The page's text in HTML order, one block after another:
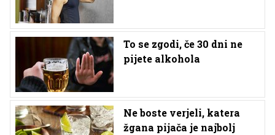
To se zgodi, če 30 dni ne
pijete alkohola
Ne boste verjeli, katera
žgana pijača je najbolj